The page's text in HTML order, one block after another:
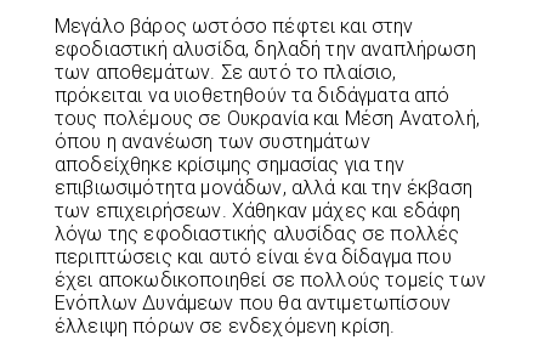
Μεγάλο βάρος ωστόσο πέφτει και στην
εφοδιαστική αλυσίδα, δηλαδή την αναπλήρωση
των αποθεμάτων. Σε αυτό το πλαίσιο,
πρόκειται να υιοθετηθούν τα διδάγματα από
τους πολέμους σε Ουκρανία και Μέση Ανατολή,
όπου η ανανέωση των συστημάτων
αποδείχθηκε κρίσιμης σημασίας για την
επιβιωσιμότητα μονάδων, αλλά και την έκβαση
των επιχειρήσεων. Χάθηκαν μάχες και εδάφη
λόγω της εφοδιαστικής αλυσίδας σε πολλές
περιπτώσεις και αυτό είναι ένα δίδαγμα που
έχει αποκωδικοποιηθεί σε πολλούς τομείς των
Ενόπλων Δυνάμεων που θα αντιμετωπίσουν
έλλειψη πόρων σε ενδεχόμενη κρίση.